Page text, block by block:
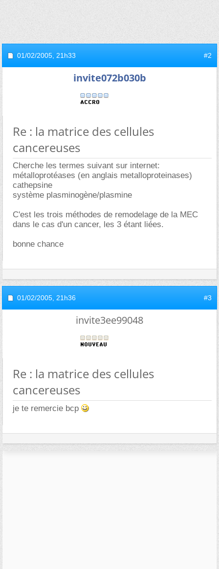
01/02/2005, 21h33 #2
invite072b030b
Re : la matrice des cellules
cancereuses
Cherche les termes suivant sur internet:
métalloprotéases (en anglais metalloproteinases)
cathepsine
système plasminogène/plasmine
C'est les trois méthodes de remodelage de la MEC
dans le cas d'un cancer, les 3 étant liées.
bonne chance
01/02/2005, 21h36 #3
invite3ee99048
Re : la matrice des cellules
cancereuses
je te remercie bcp